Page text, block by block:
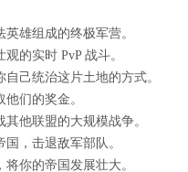
雄组成的终极军营。
的实时 PvP 战斗。
己统治这片土地的方式。
们的奖金。
他联盟的大规模战争。
，击退敌军部队。
你的帝国发展壮大。